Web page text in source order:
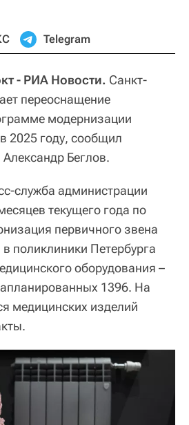
Telegram
- РИА Новости. Санкт-
переоснащение
модернизации
2025 году, сообщил
Александр Беглов.
служба администрации
текущего года по
первичного звена
поликлиники Петербурга
оборудования –
1396. На
медицинских изделий